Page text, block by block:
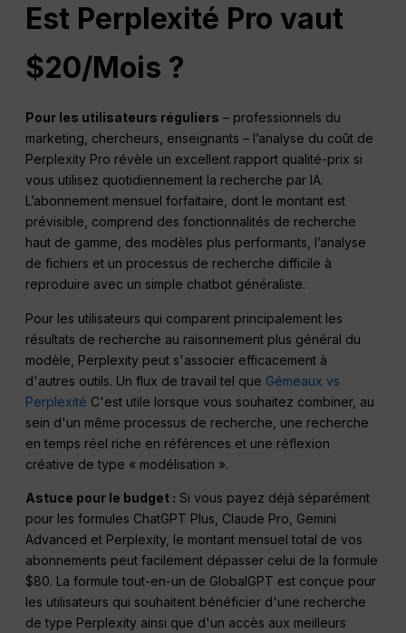
Est Perplexité Pro vaut
$20/Mois ?
Pour les utilisateurs réguliers – professionnels du
marketing, chercheurs, enseignants – l’analyse du coût de
Perplexity Pro révèle un excellent rapport qualité-prix si
vous utilisez quotidiennement la recherche par IA.
L’abonnement mensuel forfaitaire, dont le montant est
prévisible, comprend des fonctionnalités de recherche
haut de gamme, des modèles plus performants, l’analyse
de fichiers et un processus de recherche difficile à
reproduire avec un simple chatbot généraliste.
Pour les utilisateurs qui comparent principalement les
résultats de recherche au raisonnement plus général du
modèle, Perplexity peut s'associer efficacement à
d'autres outils. Un flux de travail tel que Gémeaux vs
Perplexité C'est utile lorsque vous souhaitez combiner, au
sein d'un même processus de recherche, une recherche
en temps réel riche en références et une réflexion
créative de type « modélisation ».
Astuce pour le budget : Si vous payez déjà séparément
pour les formules ChatGPT Plus, Claude Pro, Gemini
Advanced et Perplexity, le montant mensuel total de vos
abonnements peut facilement dépasser celui de la formule
$80. La formule tout-en-un de GlobalGPT est conçue pour
les utilisateurs qui souhaitent bénéficier d'une recherche
de type Perplexity ainsi que d'un accès aux meilleurs